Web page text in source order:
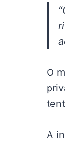
O
A